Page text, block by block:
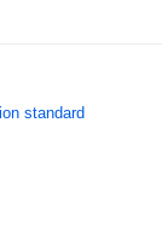
standard